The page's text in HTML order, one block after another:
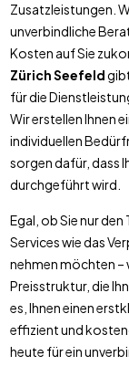
Zusatzleistungen.
unverbindliche
Kosten auf Sie
Zürich Seefeld
für die
Wir erstellen Ihnen
individuellen
sorgen dafür, dass
durchgeführt wird.
Egal, ob Sie nur
Services wie das
nehmen möchten –
Preisstruktur, die
es, Ihnen einen
effizient und
heute für ein